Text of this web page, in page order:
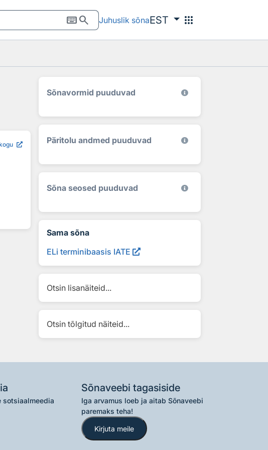
keyboardsearch Juhuslik sõnaEST apps
Sõnavormid puuduvad
Päritolu andmed puuduvad
Sõna seosed puuduvad
Sama sõna
ELi terminibaasis IATE
Otsin lisanäiteid...
Otsin tõlgitud näiteid...
sotsiaalmeedia
Sõnaveebi tagasiside
Iga arvamus loeb ja aitab Sõnaveebi
paremaks teha!
Kirjuta meile